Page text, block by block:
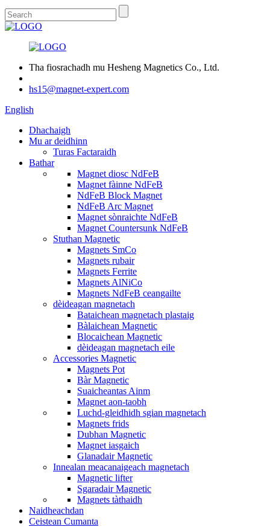
Tha fiosrachadh mu Hesheng Magnetics Co., Ltd.
hs15@magnet-expert.com
English
Dhachaigh
Mu ar deidhinn
Turas Factaraidh
Bathar
Magnet diosc NdFeB
Magnet fàinne NdFeB
NdFeB Block Magnet
NdFeB Arc Magnet
Magnet sònraichte NdFeB
Magnet Countersunk NdFeB
Stuthan Magnetic
Magnets SmCo
Magnets rubair
Magnets Ferrite
Magnets AlNiCo
Magnets NdFeB ceangailte
dèideagan magnetach
Bataichean magnetach plastaig
Bàlaichean Magnetic
Blocaichean Magnetic
dèideagan magnetach eile
Accessories Magnetic
Magnets Pot
Bàr Magnetic
Suaicheantas Ainm
Magnet aon-taobh
Luchd-gleidhidh sgian magnetach
Magnets frids
Dubhan Magnetic
Magnet iasgaich
Glanadair Magnetic
Innealan meacanaigeach magnetach
Magnetic lifter
Sgaradair Magnetic
Magnets tàthaidh
Naidheachdan
Ceistean Cumanta